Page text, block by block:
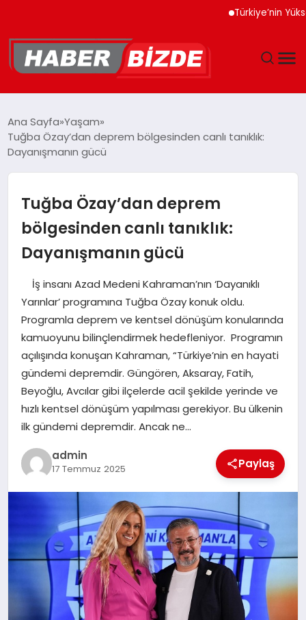
Türkiye’nin Yüksek
YAŞAM
EĞITIM
MAGAZIN
SPOR
TEKNOLOJI
Ana Sayfa Yaşam
Tuğba Özay’dan deprem bölgesinden canlı tanıklık:
Dayanışmanın gücü
Tuğba Özay’dan deprem
bölgesinden canlı tanıklık:
Dayanışmanın gücü
İş insanı Azad Medeni Kahraman’nın ‘Dayanıklı
Yarınlar’ programına Tuğba Özay konuk oldu.
Programla deprem ve kentsel dönüşüm konularında
kamuoyunu bilinçlendirmek hedefleniyor. Programın
açılışında konuşan Kahraman, “Türkiye’nin en hayati
gündemi depremdir. Güngören, Aksaray, Fatih,
Beyoğlu, Avcılar gibi ilçelerde acil şekilde yerinde ve
hızlı kentsel dönüşüm yapılması gerekiyor. Bu ülkenin
ilk gündemi depremdir. Ancak ne…
admin
17 Temmuz 2025 Paylaş